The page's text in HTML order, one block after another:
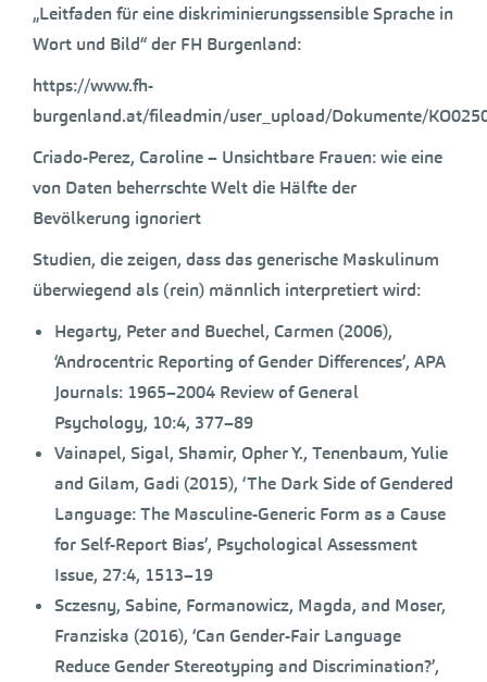
„Leitfaden für eine diskriminierungssensible Sprache in
Wort und Bild“ der FH Burgenland:
https://www.fh-
burgenland.at/fileadmin/user_upload/Dokumente/
Criado-Perez, Caroline – Unsichtbare Frauen: wie eine
von Daten beherrschte Welt die Hälfte der
Bevölkerung ignoriert
Studien, die zeigen, dass das generische Maskulinum
überwiegend als (rein) männlich interpretiert wird:
Hegarty, Peter and Buechel, Carmen (2006),
‘Androcentric Reporting of Gender Differences’, APA
Journals: 1965–2004 Review of General
Psychology, 10:4, 377–89
Vainapel, Sigal, Shamir, Opher Y., Tenenbaum, Yulie
and Gilam, Gadi (2015), ‘The Dark Side of Gendered
Language: The Masculine-Generic Form as a Cause
for Self-Report Bias’, Psychological Assessment
Issue, 27:4, 1513–19
Sczesny, Sabine, Formanowicz, Magda, and Moser,
Franziska (2016), ‘Can Gender-Fair Language
Reduce Gender Stereotyping and Discrimination?’,